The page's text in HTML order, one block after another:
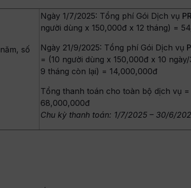
số
Ngày 1/7/2025: Tổng phí Gói Dịch vụ
người dùng x 150,000đ x 12 tháng) =
Ngày 21/9/2025: Tổng phí Gói Dịch vụ
= (10 người dùng x 150,000đ x 10
9 tháng còn lại) = 14,000,000đ
Tổng thanh toán cho toàn bộ dịch vụ
68,000,000đ
Chu kỳ thanh toán: 1/7/2025 – 30/6/